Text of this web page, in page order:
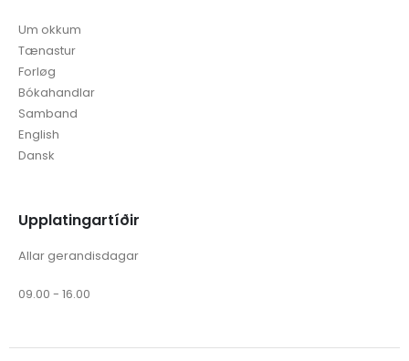
Um okkum
Tænastur
Forløg
Bókahandlar
Samband
English
Dansk
Upplatingartíðir
Allar gerandisdagar
09.00 - 16.00